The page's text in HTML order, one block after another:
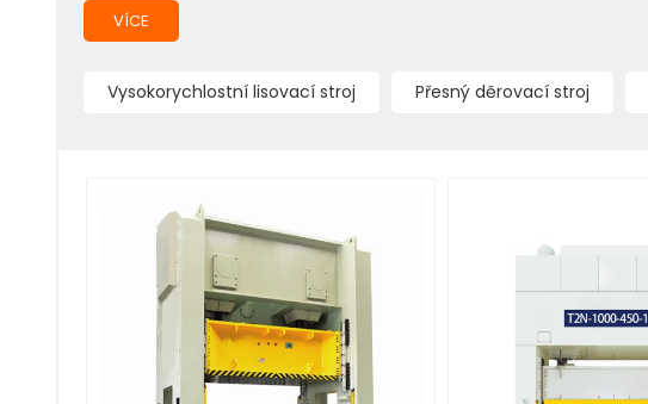
VÍCE
Vysokorychlostní lisovací stroj Přesný děrovací stroj